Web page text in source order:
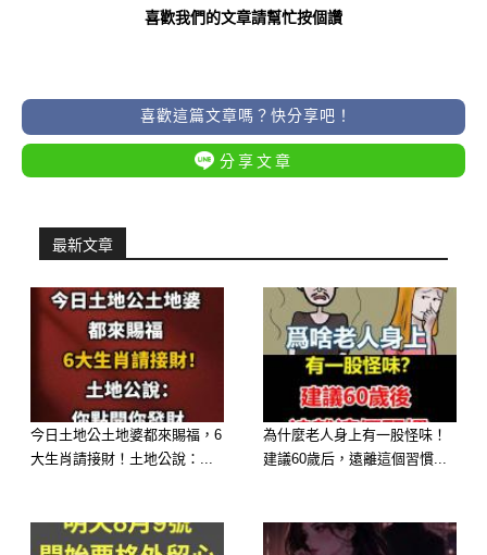
往下看-
–
–
–
喜歡我們的文章請幫忙按個讚
喜歡這篇文章嗎？快分享吧！
分享文章
最新文章
今日土地公土地婆都來賜福，6
大生肖請接財！土地公說：...
為什麼老人身上有一股怪味！
建議60歲后，遠離這個習慣...